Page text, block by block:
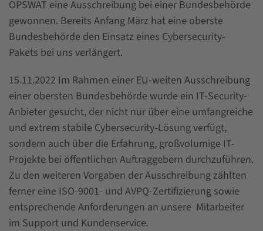
OPSWAT eine Ausschreibung bei einer Bundesbehörde
gewonnen. Bereits Anfang März hat eine oberste
Bundesbehörde den Einsatz eines Cybersecurity-
Pakets bei uns verlängert.
15.11.2022 Im Rahmen einer EU-weiten Ausschreibung
einer obersten Bundesbehörde wurde ein IT-Security-
Anbieter gesucht, der nicht nur über eine umfangreiche
und extrem stabile Cybersecurity-Lösung verfügt,
sondern auch über die Erfahrung, großvolumige IT-
Projekte bei öffentlichen Auftraggebern durchzuführen.
Zu den weiteren Vorgaben der Ausschreibung zählten
ferner eine ISO-9001- und AVPQ-Zertifizierung sowie
entsprechende Anforderungen an unsere Mitarbeiter
im Support und Kundenservice.